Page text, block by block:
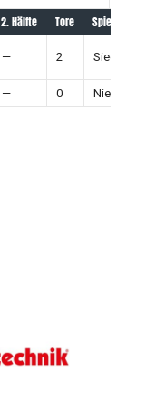
2. Hälfte Tore Spielausgang
— 2 Sieg
— 0 Niederlage